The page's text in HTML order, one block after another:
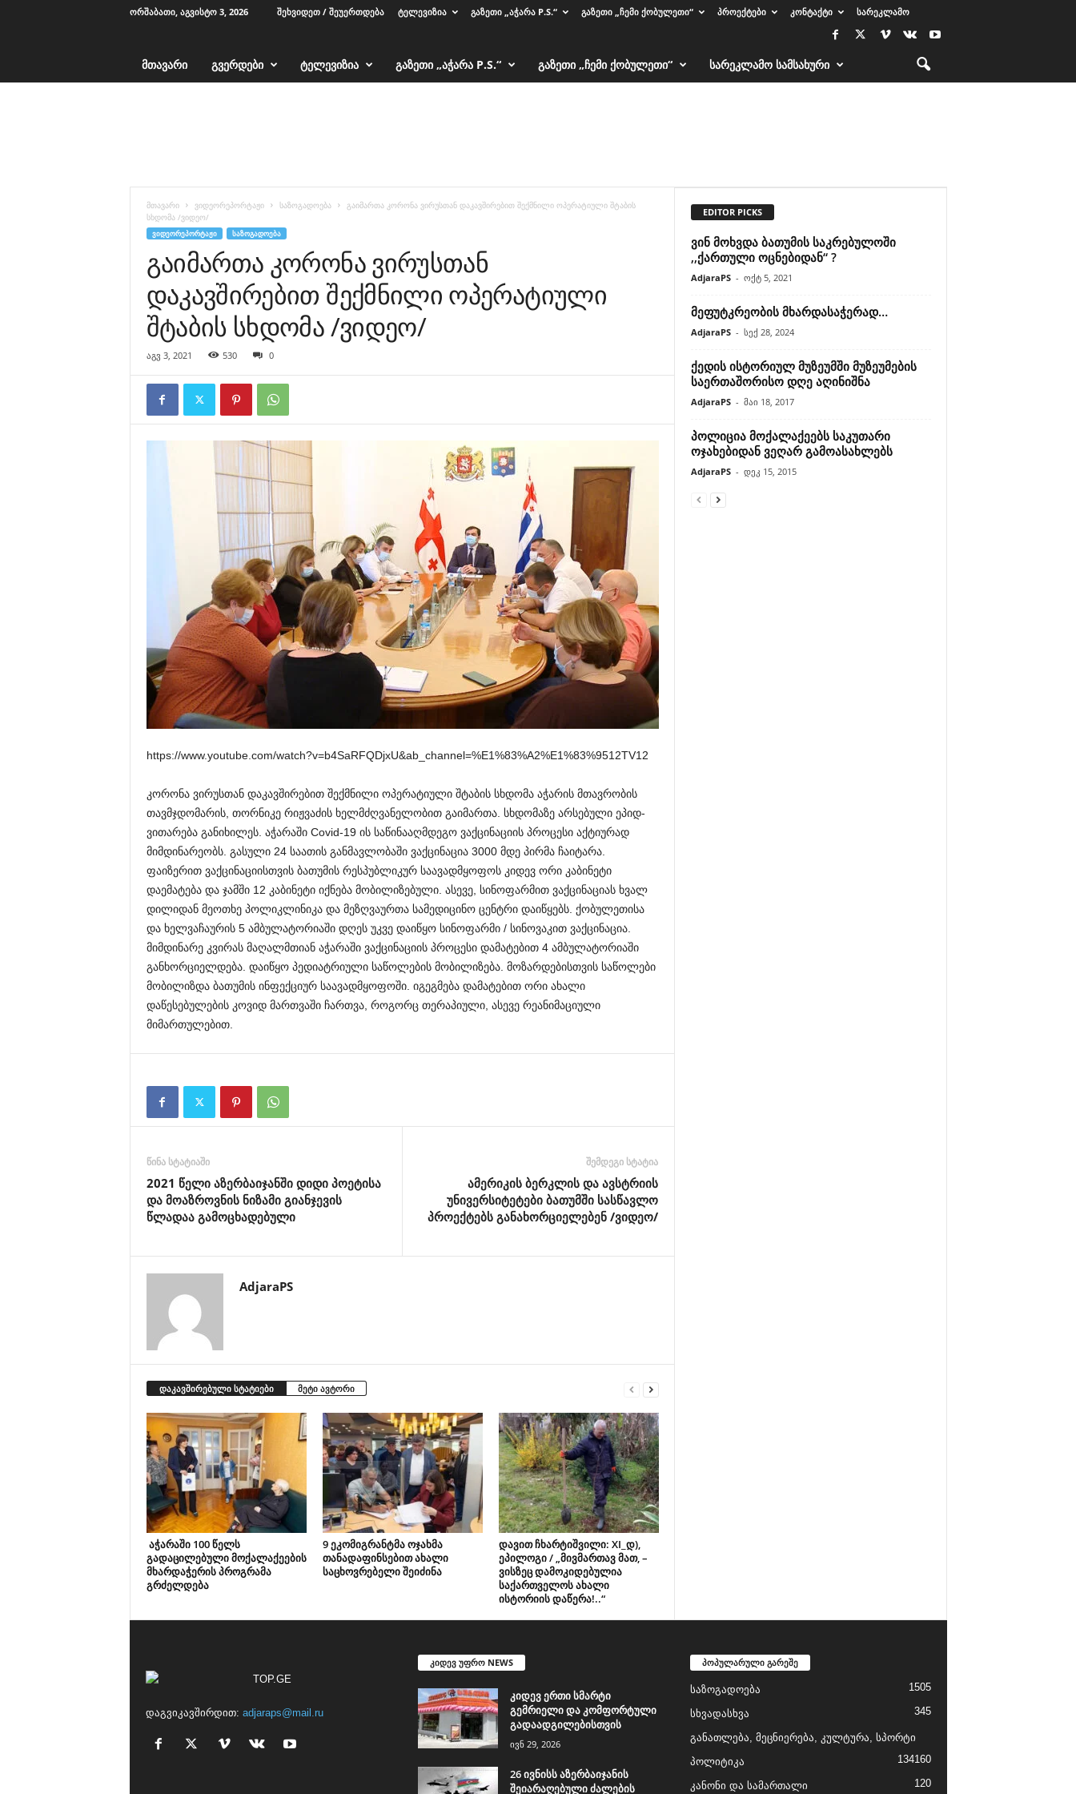
ᲝᲠᲨᲐᲑᲐᲗᲘ, ᲐᲒᲕᲘᲡᲢᲝ 3, 2026 ᲨᲔᲮᲕᲘᲓᲔᲗ / ᲨᲔᲣᲔᲠᲗᲓᲔᲑᲐ ᲢᲔᲚᲔᲕᲘᲖᲘᲐ ᲒᲐᲖᲔᲗᲘ „ᲐᲭᲐᲠᲐ P.S.“ ᲒᲐᲖᲔᲗᲘ „ᲩᲔᲛᲘ ᲥᲝᲑᲣᲚᲔᲗᲘ“ ᲞᲠᲝᲔᲥᲢᲔᲑᲘ ᲙᲝᲜᲢᲐᲥᲢᲘ ᲡᲐᲠᲔᲙᲚᲐᲛᲝ
ᲛᲗᲐᲕᲐᲠᲘ ᲒᲕᲔᲠᲓᲔᲑᲘ ᲢᲔᲚᲔᲕᲘᲖᲘᲐ ᲒᲐᲖᲔᲗᲘ „ᲐᲭᲐᲠᲐ P.S.“ ᲒᲐᲖᲔᲗᲘ „ᲩᲔᲛᲘ ᲥᲝᲑᲣᲚᲔᲗᲘ“ ᲡᲐᲠᲔᲙᲚᲐᲛᲝ ᲡᲐᲛᲡᲐᲮᲣᲠᲘ
მთავარი ვიდეორეპორტაჟი საზოგადოება
გაიმართა კორონა ვირუსთან დაკავშირებით შექმნილი ოპერატიული შტაბის
სხდომა /ვიდეო/
ᲕᲘᲓᲔᲝᲠᲔᲞᲝᲠᲢᲐᲟᲘ ᲡᲐᲖᲝᲒᲐᲓᲝᲔᲑᲐ
გაიმართა კორონა ვირუსთან
დაკავშირებით შექმნილი ოპერატიული
შტაბის სხდომა /ვიდეო/
აგვ 3, 2021 530 0
https://www.youtube.com/watch?v=b4SaRFQDjxU&ab_channel=%E1%83%A2%E1%83%9512TV12
კორონა ვირუსთან დაკავშირებით შექმნილი ოპერატიული შტაბის სხდომა აჭარის მთავრობის
თავმჯდომარის, თორნიკე რიჟვაძის ხელმძღვანელობით გაიმართა. სხდომაზე არსებული ეპიდ-
ვითარება განიხილეს. აჭარაში Covid-19 ის საწინააღმდეგო ვაქცინაციის პროცესი აქტიურად
მიმდინარეობს. გასული 24 საათის განმავლობაში ვაქცინაცია 3000 მდე პირმა ჩაიტარა.
ფაიზერით ვაქცინაციისთვის ბათუმის რესპუბლიკურ საავადმყოფოს კიდევ ორი კაბინეტი
დაემატება და ჯამში 12 კაბინეტი იქნება მობილიზებული. ასევე, სინოფარმით ვაქცინაციას ხვალ
დილიდან მეოთხე პოლიკლინიკა და მეზღვაურთა სამედიცინო ცენტრი დაიწყებს. ქობულეთისა
და ხელვაჩაურის 5 ამბულატორიაში დღეს უკვე დაიწყო სინოფარმი / სინოვაკით ვაქცინაცია.
მიმდინარე კვირას მაღალმთიან აჭარაში ვაქცინაციის პროცესი დამატებით 4 ამბულატორიაში
განხორციელდება. დაიწყო პედიატრიული საწოლების მობილიზება. მოზარდებისთვის საწოლები
მობილიზდა ბათუმის ინფექციურ საავადმყოფოში. იგეგმება დამატებით ორი ახალი
დაწესებულების კოვიდ მართვაში ჩართვა, როგორც თერაპიული, ასევე რეანიმაციული
მიმართულებით.
წინა სტატიაში
2021 წელი აზერბაიჯანში დიდი პოეტისა
და მოაზროვნის ნიზამი გიანჯევის
წლადაა გამოცხადებული
შემდეგი სტატია
ამერიკის ბერკლის და ავსტრიის
უნივერსიტეტები ბათუმში სასწავლო
პროექტებს განახორციელებენ /ვიდეო/
AdjaraPS
დაკავშირებული სტატიები მეტი ავტორი
აჭარაში 100 წელს
გადაცილებული მოქალაქეების
მხარდაჭერის პროგრამა
გრძელდება
9 ეკომიგრანტმა ოჯახმა
თანადაფინსებით ახალი
საცხოვრებელი შეიძინა
დავით ჩხარტიშვილი: XI_დ),
ეპილოგი / „მივმართავ მათ, –
ვისზეც დამოკიდებულია
საქართველოს ახალი
ისტორიის დაწერა!..“
EDITOR PICKS
ვინ მოხვდა ბათუმის საკრებულოში
,,ქართული ოცნებიდან“ ?
AdjaraPS - ოქტ 5, 2021
მეფუტკრეობის მხარდასაჭერად…
AdjaraPS - სექ 28, 2024
ქედის ისტორიულ მუზეუმში მუზეუმების
საერთაშორისო დღე აღინიშნა
AdjaraPS - მაი 18, 2017
პოლიცია მოქალაქეებს საკუთარი
ოჯახებიდან ვეღარ გამოასახლებს
AdjaraPS - დეკ 15, 2015
დაგვიკავშირდით: adjaraps@mail.ru
კიდევ უფრო NEWS
კიდევ ერთი სმარტი
გემრიელი და კომფორტული
გადაადგილებისთვის
ივნ 29, 2026
26 ივნისს აზერბაიჯანის
შეიარაღებული ძალების
პოპულარული გარეშე
საზოგადოება 1505
სხვადასხვა 345
განათლება, მეცნიერება, კულტურა, სპორტი
160
პოლიტიკა 134
კანონი და სამართალი 120